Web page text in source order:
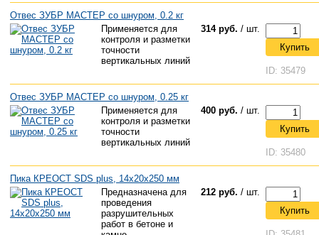
Отвес ЗУБР МАСТЕР со шнуром, 0.2 кг
Применяется для
контроля и разметки
точности
вертикальных линий
314 руб. / шт.
Купить
ID: 35479
Отвес ЗУБР МАСТЕР со шнуром, 0.25 кг
Применяется для
контроля и разметки
точности
вертикальных линий
400 руб. / шт.
Купить
ID: 35480
Пика КРЕОСТ SDS plus, 14х20х250 мм
Предназначена для
проведения
разрушительных
работ в бетоне и
212 руб. / шт.
Купить